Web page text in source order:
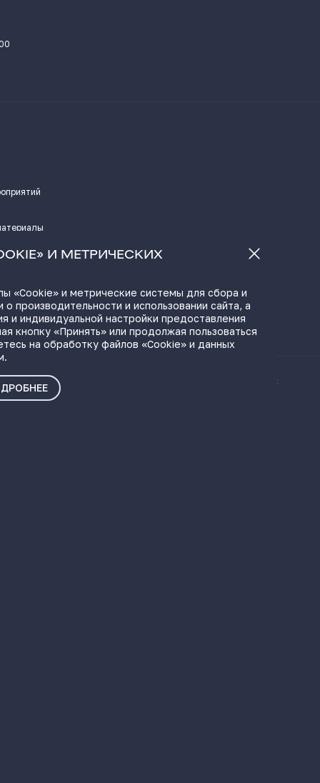
материалы
Политика о персональных
И МЕТРИЧЕСКИХ
«Cookie» и метрические системы для сбора и
производительности и использовании сайта, а
и индивидуальной настройки предоставления
кнопку «Принять» или продолжая пользоваться
на обработку файлов «Cookie» и данных